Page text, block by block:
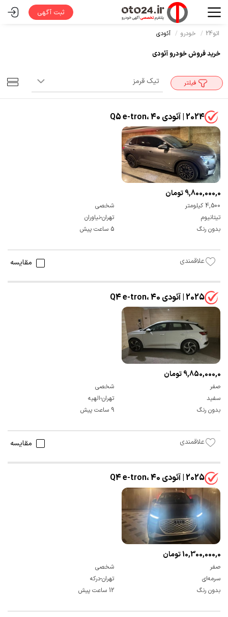
ثبت آگهی
اتو24 خودرو آئودی
خرید فروش خودرو آئودی
فیلتر
2024 | آئودی Q5 e-tron، 40
9,800,000,000 تومان
4,500 کیلومتر
شخصی
تیتانیوم
تهران-نیاوران
بدون رنگ
5 ساعت پیش
علاقمندی مقایسه
2025 | آئودی Q4 e-tron، 40
9,850,000,000 تومان
صفر
شخصی
سفید
تهران-الهیه
بدون رنگ
9 ساعت پیش
علاقمندی مقایسه
2025 | آئودی Q4 e-tron، 40
10,300,000,000 تومان
صفر
شخصی
سرمه‌ای
تهران-درکه
بدون رنگ
12 ساعت پیش